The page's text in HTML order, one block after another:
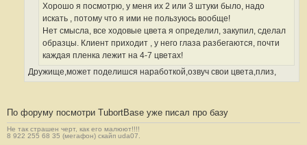
Хорошо я посмотрю, у меня их 2 или 3 штуки было, надо
искать , потому что я ими не пользуюсь вообще!
Нет смысла, все ходовые цвета я определил, закупил, сделал
образцы. Клиент приходит , у него глаза разбегаются, почти
каждая пленка лежит на 4-7 цветах!
Дружище,может поделишся наработкой,озвуч свои цвета,плиз,
По форуму посмотри TubortBase уже писал про базу
Не так страшен черт, как его малюют!!!!
8 922 255 68 35 (мегафон) скайп uda07.